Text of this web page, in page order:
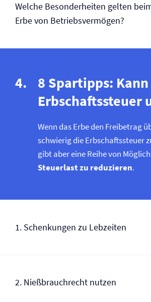
Welche Besonderheiten gelten
Erbe von Betriebsvermögen?
8 Spartipps:
Erbschaftssteuer
Wenn das Erbe den Freibetrag
schwierig die Erbschaftssteuer
gibt aber eine Reihe von
Steuerlast zu reduzieren.
1. Schenkungen zu Lebzeiten
2. Nießbrauchrecht nutzen